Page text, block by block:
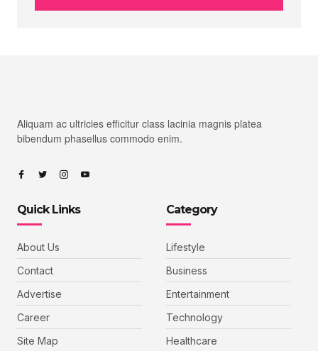
Aliquam ac ultricies efficitur class lacinia magnis platea
bibendum phasellus commodo enim.
Quick Links
About Us
Contact
Advertise
Career
Site Map
Category
Lifestyle
Business
Entertainment
Technology
Healthcare